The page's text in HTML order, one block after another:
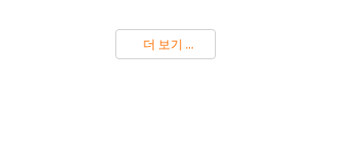
더 보기 ...